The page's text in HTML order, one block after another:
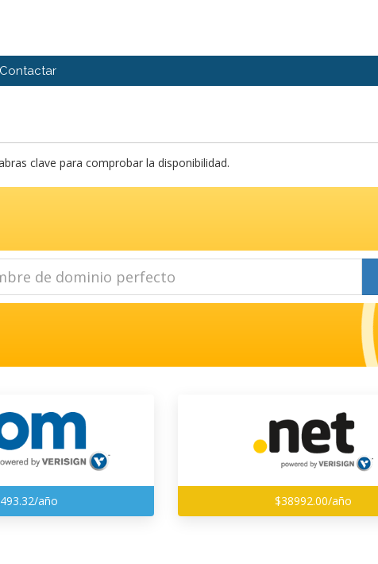
Contactar
clave para comprobar la disponibilidad.
año $38992.00/año